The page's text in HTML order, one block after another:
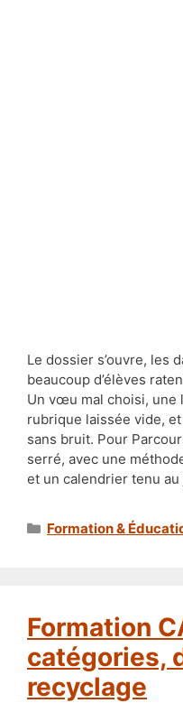
Le dossier s’ouvre, les
beaucoup d’élèves
Un vœu mal choisi, une
rubrique laissée vide,
sans bruit. Pour
serré, avec une
et un calendrier tenu
Catégories
Formation &
Formation CACES : prix,
catégories,
recyclage